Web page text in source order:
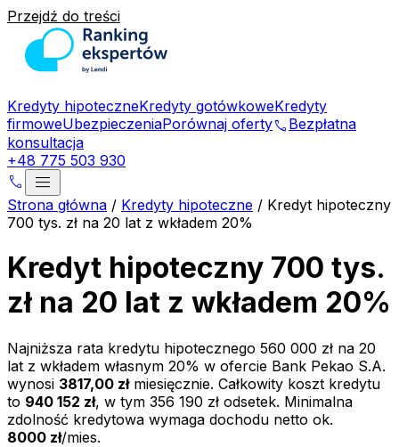
Przejdź do treści
Kredyty hipoteczneKredyty gotówkoweKredyty
firmoweUbezpieczeniaPorównaj ofertyphone Bezpłatna
konsultacja
+48 775 503 930
phone menu
Strona główna / Kredyty hipoteczne / Kredyt hipoteczny
700 tys. zł na 20 lat z wkładem 20%
Kredyt hipoteczny 700 tys.
zł na 20 lat z wkładem 20%
Najniższa rata kredytu hipotecznego 560 000 zł na 20
lat z wkładem własnym 20% w ofercie Bank Pekao S.A.
wynosi 3817,00 złmiesięcznie. Całkowity koszt kredytu
to 940 152 zł, w tym 356 190 zł odsetek. Minimalna
zdolność kredytowa wymaga dochodu netto ok.
8000 zł/mies.